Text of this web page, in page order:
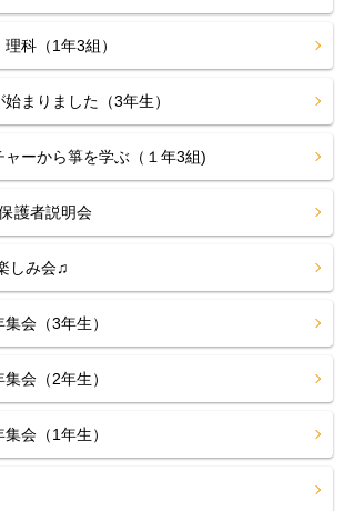
科（1年3組）
まりました（3年生）
ャーから箏を学ぶ（１年3組)
護者説明会
しみ会♫
会（3年生）
会（2年生）
会（1年生）